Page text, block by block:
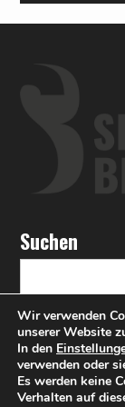
Suchen
Sebastian
Wir verwenden
unserer Website
In den
verwenden oder
Es werden keine
Verhalten auf